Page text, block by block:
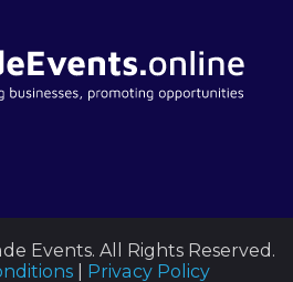
Events. All Rights Reserved.
Privacy Policy